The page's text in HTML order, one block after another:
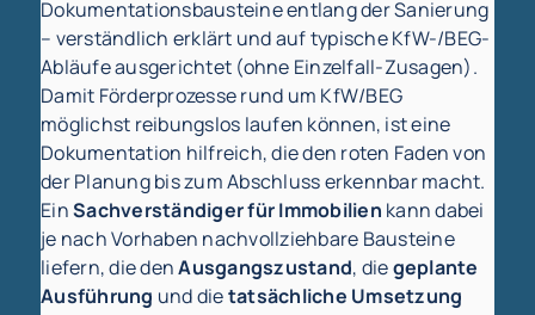
Dokumentationsbausteine entlang der Sanierung
– verständlich erklärt und auf typische KfW-/BEG-
Abläufe ausgerichtet (ohne Einzelfall-Zusagen).
Damit Förderprozesse rund um KfW/BEG
möglichst reibungslos laufen können, ist eine
Dokumentation hilfreich, die den roten Faden von
der Planung bis zum Abschluss erkennbar macht.
EinSachverständiger für Immobilien kann dabei
je nach Vorhaben nachvollziehbare Bausteine
liefern, die denAusgangszustand, diegeplante
Ausführung und dietatsächliche Umsetzung